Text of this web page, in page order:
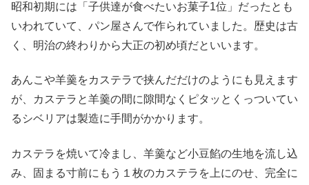
昭和初期には「子供達が食べたいお菓子1位」だったとも
いわれていて、パン屋さんで作られていました。歴史は古
く、明治の終わりから大正の初め頃だといいます。
あんこや羊羹をカステラで挟んだだけのようにも見えます
が、カステラと羊羹の間に隙間なくピタッとくっついてい
るシベリアは製造に手間がかかります。
カステラを焼いて冷まし、羊羹など小豆餡の生地を流し込
み、固まる寸前にもう１枚のカステラを上にのせ、完全に